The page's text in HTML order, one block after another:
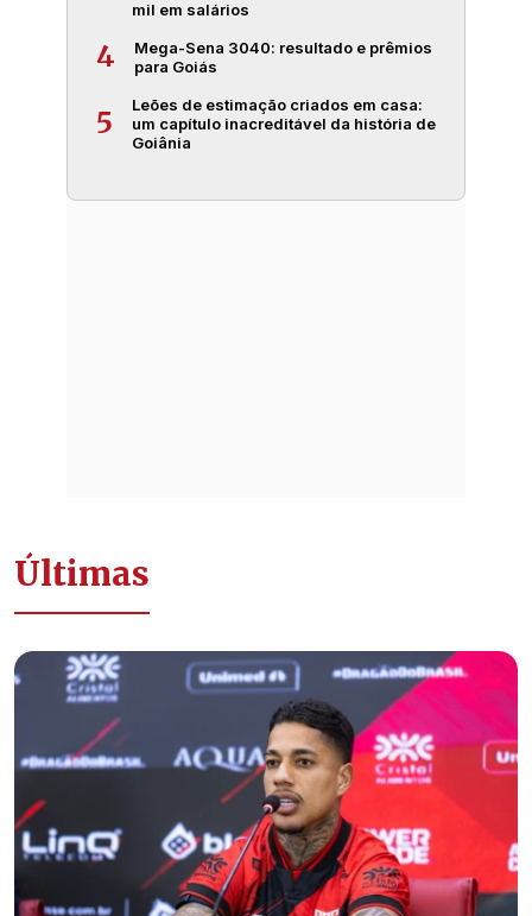
mil em salários
4
Mega-Sena 3040: resultado e prêmios
para Goiás
5
Leões de estimação criados em casa:
um capítulo inacreditável da história de
Goiânia
Últimas